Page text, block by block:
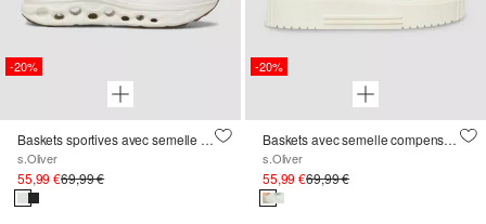
-20%
Baskets sportives avec semelle à plateau
s.Oliver
55,99 €69,99 €
-20%
Baskets avec semelle compensée et détail du logo
s.Oliver
55,99 €69,99 €